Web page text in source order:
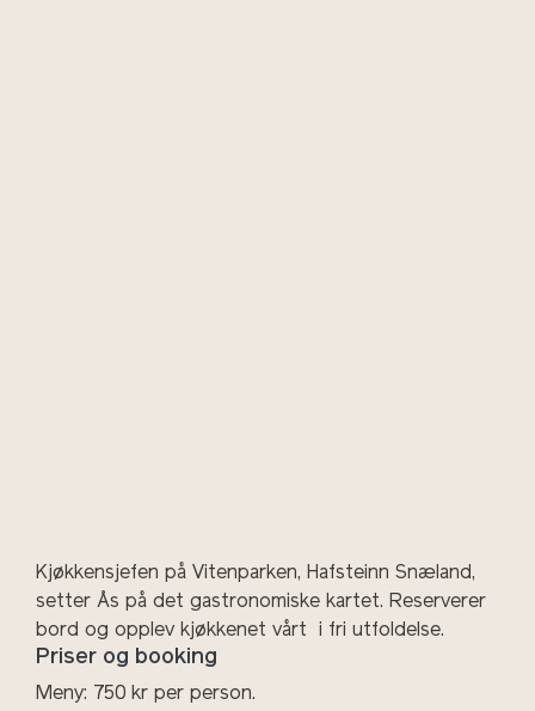
Kjøkkensjefen på Vitenparken, Hafsteinn Snæland,
setter Ås på det gastronomiske kartet. Reserverer
bord og opplev kjøkkenet vårt i fri utfoldelse.
Priser og booking
Meny: 750 kr per person.